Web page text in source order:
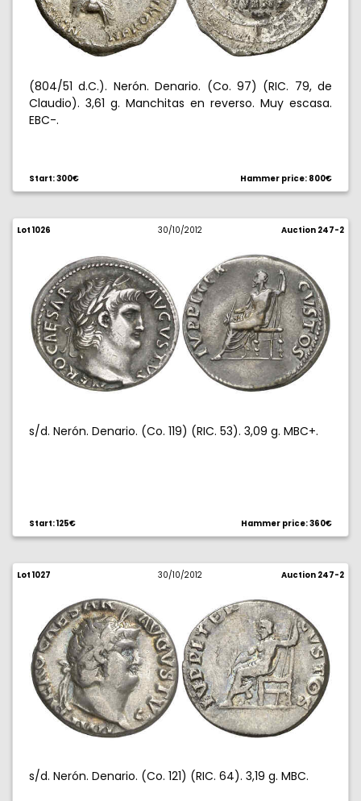
(804/51 d.C.). Nerón. Denario. (Co. 97) (RIC. 79, de
Claudio). 3,61 g. Manchitas en reverso. Muy escasa.
EBC-.
Start: 300€ Hammer price: 800€
Lot 1026 30/10/2012 Auction 247-2
s/d. Nerón. Denario. (Co. 119) (RIC. 53). 3,09 g. MBC+.
Start: 125€ Hammer price: 360€
Lot 1027 30/10/2012 Auction 247-2
s/d. Nerón. Denario. (Co. 121) (RIC. 64). 3,19 g. MBC.